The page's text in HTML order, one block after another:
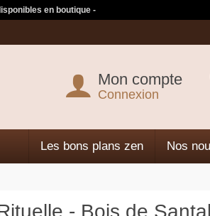
en boutique -
Mon compte
Connexion
Les bons plans zen Nos
- Bois de Santal